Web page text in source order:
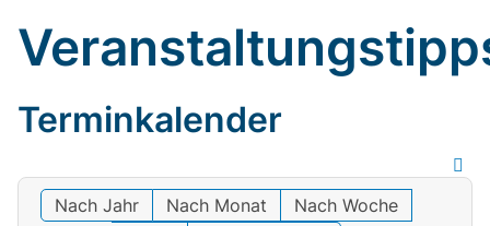
Terminkalender
Nach Jahr Nach Monat
Nach Woche